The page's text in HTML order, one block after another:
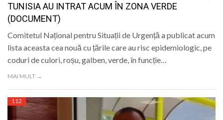
TUNISIA AU INTRAT ACUM ÎN ZONA VERDE
(DOCUMENT)
Comitetul Național pentru Situații de Urgență a publicat acum
lista aceasta cea nouă cu țările care au risc epidemiologic, pe
coduri de culori, roșu, galben, verde, în funcție…
MAI MULT →
112